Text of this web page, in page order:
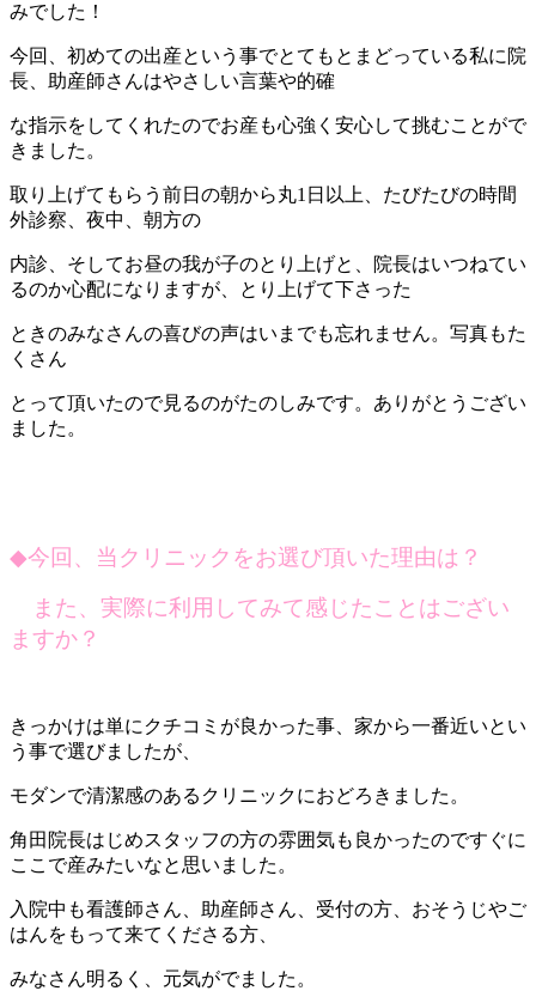
みでした！
今回、初めての出産という事でとてもとまどっている私に院
長、助産師さんはやさしい言葉や的確
な指示をしてくれたのでお産も心強く安心して挑むことがで
きました。
取り上げてもらう前日の朝から丸1日以上、たびたびの時間
外診察、夜中、朝方の
内診、そしてお昼の我が子のとり上げと、院長はいつねてい
るのか心配になりますが、とり上げて下さった
ときのみなさんの喜びの声はいまでも忘れません。写真もた
くさん
とって頂いたので見るのがたのしみです。ありがとうござい
ました。
◆今回、当クリニックをお選び頂いた理由は？
また、実際に利用してみて感じたことはござい
ますか？
きっかけは単にクチコミが良かった事、家から一番近いとい
う事で選びましたが、
モダンで清潔感のあるクリニックにおどろきました。
角田院長はじめスタッフの方の雰囲気も良かったのですぐに
ここで産みたいなと思いました。
入院中も看護師さん、助産師さん、受付の方、おそうじやご
はんをもって来てくださる方、
みなさん明るく、元気がでました。